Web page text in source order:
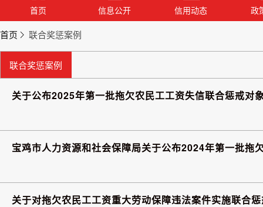
首页 信息公开 信用动态 政
首页 联合奖惩案例
联合奖惩案例
关于公布2025年第一批拖欠农民工工资失信联合惩戒对
宝鸡市人力资源和社会保障局关于公布2024年第一批拖
关于对拖欠农民工工资重大劳动保障违法案件实施联合